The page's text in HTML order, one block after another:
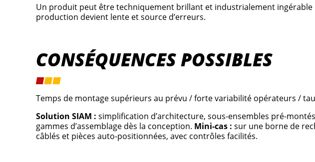
Un produit peut être techniquement brillant et industrialement
production devient lente et source d’erreurs.
CONSÉQUENCES POSSIBLES
Temps de montage supérieurs au prévu / forte variabilité opérateurs /
Solution SIAM : simplification d’architecture, sous-ensembles pré-
gammes d’assemblage dès la conception. Mini-cas : sur une borne de
câblés et pièces auto-positionnées, avec contrôles facilités.